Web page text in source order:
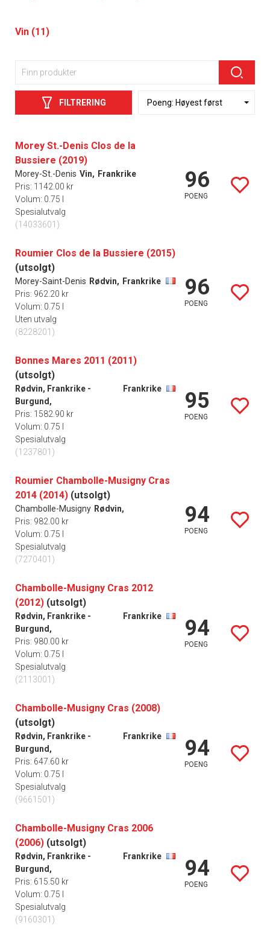
Vin (11)
FILTRERING
Morey St.-Denis Clos de la
Bussiere (2019)
Morey-St.-Denis Vin, Frankrike
Pris: 1142.00 kr
Volum: 0.75 l
Spesialutvalg
(14033601)
96
POENG
Roumier Clos de la Bussiere (2015)
(utsolgt)
Morey-Saint-Denis Rødvin, Frankrike
Pris: 962.20 kr
Volum: 0.75 l
Uten utvalg
(8228201)
96
POENG
Bonnes Mares 2011 (2011)
(utsolgt)
Rødvin, Frankrike -
Burgund,
Frankrike
Pris: 1582.90 kr
Volum: 0.75 l
Spesialutvalg
(1237801)
95
POENG
Roumier Chambolle-Musigny Cras
2014 (2014) (utsolgt)
Chambolle-Musigny Rødvin,
Pris: 982.00 kr
Volum: 0.75 l
Spesialutvalg
(7270401)
94
POENG
Chambolle-Musigny Cras 2012
(2012) (utsolgt)
Rødvin, Frankrike -
Burgund,
Frankrike
Pris: 980.00 kr
Volum: 0.75 l
Spesialutvalg
(2113001)
94
POENG
Chambolle-Musigny Cras (2008)
(utsolgt)
Rødvin, Frankrike -
Burgund,
Frankrike
Pris: 647.60 kr
Volum: 0.75 l
Spesialutvalg
(9661501)
94
POENG
Chambolle-Musigny Cras 2006
(2006) (utsolgt)
Rødvin, Frankrike -
Burgund,
Frankrike
Pris: 615.50 kr
Volum: 0.75 l
Spesialutvalg
(9160301)
94
POENG